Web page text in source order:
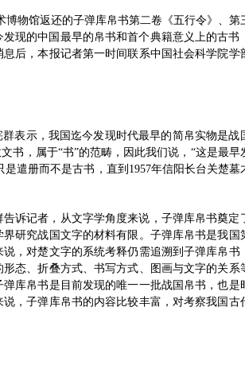
物馆返还的子弹库帛书第二卷《五行令》、第
现的中国最早的帛书和首个典籍意义上的古书
后，本报记者第一时间联系中国社会科学院学
表示，我国迄今发现时代最早的简帛实物是战
书，属于“书”的范畴，因此我们说，“这是最早
遣册而不是古书，直到1957年信阳长台关楚墓
诉记者，从文字学角度来说，子弹库帛书奠定
研究战国文字的材料有限。子弹库帛书是我国
，对楚文字的系统考释仍需追溯到子弹库帛书
态、折叠方式、书写方式、图画与文字的关系
库帛书是目前发现的唯一一批战国帛书，也是
，子弹库帛书的内容比较丰富，对考察我国古